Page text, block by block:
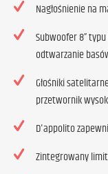
Nagłośnienie na
Subwoofer 8”
odtwarzanie
Głośniki
przetwornik
D'appolito
Zintegrowany